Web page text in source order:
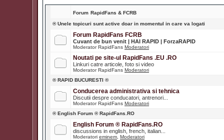
Forum RapidFans & FCRB
® Unele topicuri sunt active doar in momentul in care va logati
Forum RapidFans FCRB
Cuvant de bun venit | HAI RAPID | ForzaRAPID
Moderator RapidFans Moderatori
Noutati pe site-ul RapidFans .EU .RO
Linkuri catre articole, foto si video
Moderator RapidFans Moderatori
® RAPID BUCURESTI ®
Conducerea administrativa si tehnica
Discutii despre conducatori, antrenori...
Moderator RapidFans Moderatori
® English Forum ® RapidFans.RO
English Forum ® RapidFans.RO
discussions in english, french, italian...
Moderatori eminem Moderatori